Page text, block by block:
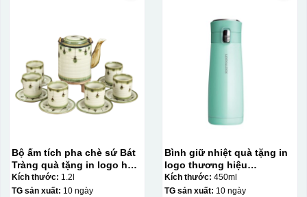
Bộ ấm tích pha chè sứ Bát
Tràng quà tặng in logo họa
tiết hoa rơi 1.2L KQ-
TNAC12
Kích thước: 1.2l
TG sản xuất: 10 ngày
Bình giữ nhiệt quà tặng in
logo thương hiệu
LocknLock Macaron I.d
Tumbler 450ml KQ-BGN08
Kích thước: 450ml
TG sản xuất: 10 ngày